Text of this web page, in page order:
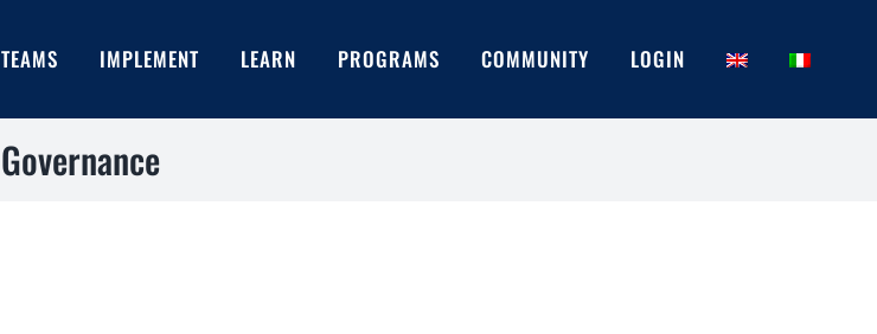
TEAMS IMPLEMENT LEARN PROGRAMS COMMUNITY LOGIN
Governance